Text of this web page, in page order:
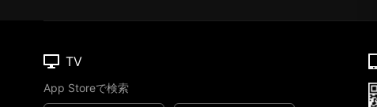
TV
App Storeで検索